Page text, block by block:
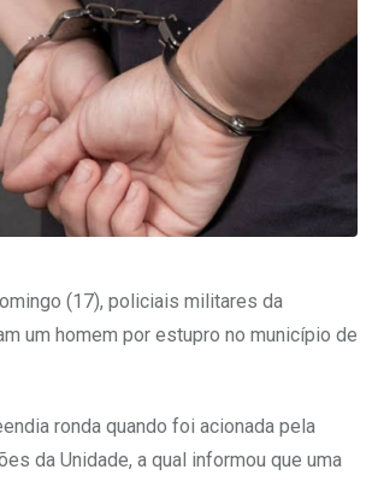
(17), policiais militares da
um homem por estupro no município de
ronda quando foi acionada pela
da Unidade, a qual informou que uma